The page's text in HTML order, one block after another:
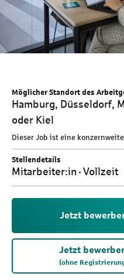
Möglicher Standort des
Hamburg, Düsseldorf,
oder Kiel
Dieser Job ist eine
Stellendetails
Mitarbeiter:in Vollzeit
Jetzt
Jetzt
(ohne